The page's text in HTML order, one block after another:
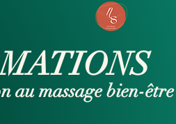
au massage bien-être